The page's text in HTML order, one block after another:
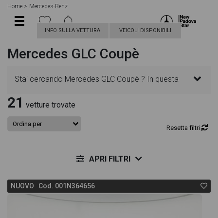
Home Mercedes-Benz
INFO SULLA VETTURA VEICOLI DISPONIBILI
Mercedes GLC Coupè
Stai cercando Mercedes GLC Coupè ? In questa
pagina troverai le migliori offerte per acquistare un
veicolo Mercedes nuovo. Le schede veicolo sono
sono presenti informazioni essenziali come
21 vetture trovate
Resetta filtri
APRI FILTRI
NUOVO Cod. 001N364656